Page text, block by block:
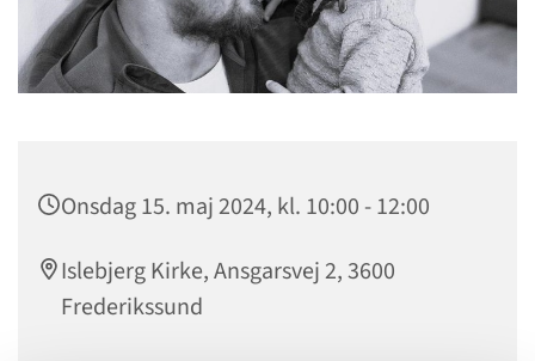
Onsdag 15. maj 2024, kl. 10:00 - 12:00
Islebjerg Kirke, Ansgarsvej 2, 3600
Frederikssund